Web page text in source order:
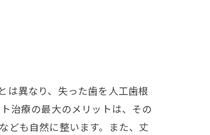
は異なり、失った歯を人工歯根
治療の最大のメリットは、その
ども自然に整います。また、丈